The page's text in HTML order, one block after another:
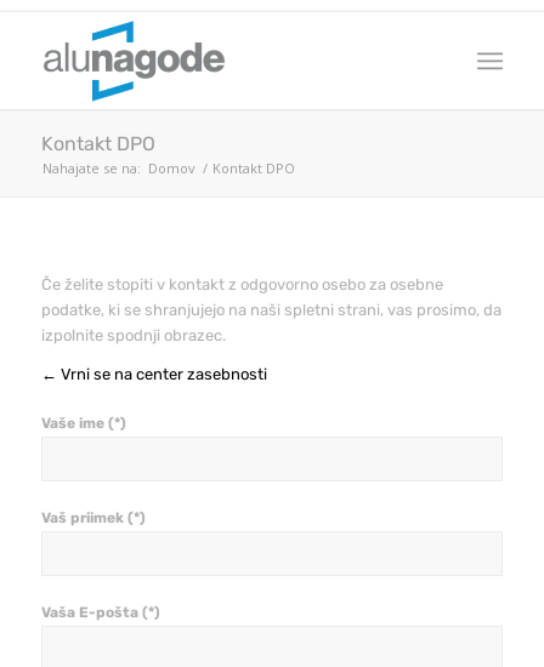
Kontakt DPO
Nahajate se na: Domov / Kontakt DPO
Če želite stopiti v kontakt z odgovorno osebo za osebne
podatke, ki se shranjujejo na naši spletni strani, vas prosimo, da
izpolnite spodnji obrazec.
← Vrni se na center zasebnosti
Vaše ime (*)
Vaš priimek (*)
Vaša E-pošta (*)